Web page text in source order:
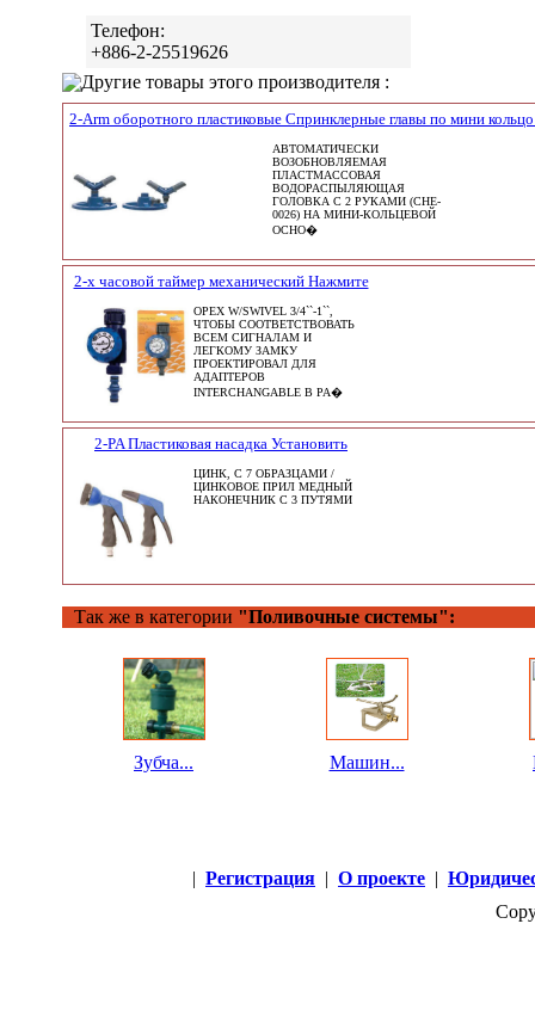
Телефон:
+886-2-25519626
Другие товары этого производителя :
2-Arm оборотного пластиковые Спринклерные главы по мини
АВТОМАТИЧЕСКИ
ВОЗОБНОВЛЯЕМАЯ
ПЛАСТМАССОВАЯ
ВОДОРАСПЫЛЯЮЩАЯ
ГОЛОВКА С 2 РУКАМИ (CHE-
0026) НА МИНИ-КОЛЬЦЕВОЙ
ОСНО�
2-х часовой таймер механический Нажмите
ОРЕХ W/SWIVEL 3/4``-1``,
ЧТОБЫ СООТВЕТСТВОВАТЬ
ВСЕМ СИГНАЛАМ И
ЛЕГКОМУ ЗАМКУ
ПРОЕКТИРОВАЛ ДЛЯ
АДАПТЕРОВ
INTERCHANGABLE В РА�
2-PA Пластиковая насадка Установить
ЦИНК, С 7 ОБРАЗЦАМИ /
ЦИНКОВОЕ ПРИЛ МЕДНЫЙ
НАКОНЕЧНИК С 3 ПУТЯМИ
Так же в категории "Поливочные системы":
Зубча... Машин...
| Регистрация | О проекте |